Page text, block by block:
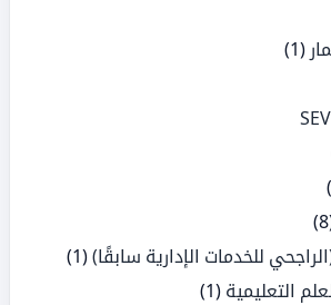
(1)
للخدمات الإدارية سابقًا)(1)
التعليمية (1)